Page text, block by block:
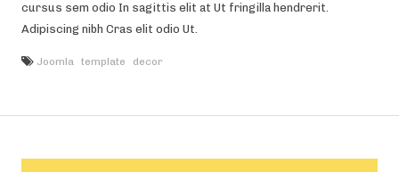
cursus sem odio In sagittis elit at Ut fringilla hendrerit.
Adipiscing nibh Cras elit odio Ut.
Joomla template decor